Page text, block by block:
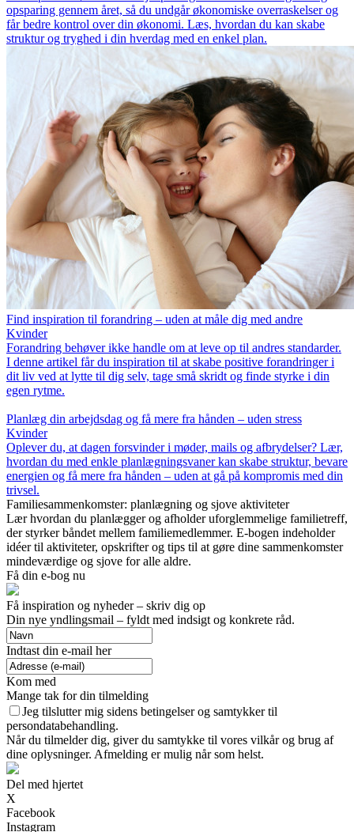
opsparing gennem året, så du undgår økonomiske overraskelser og
får bedre kontrol over din økonomi. Læs, hvordan du kan skabe
struktur og tryghed i din hverdag med en enkel plan.
Find inspiration til forandring – uden at måle dig med andre
Kvinder
Forandring behøver ikke handle om at leve op til andres standarder.
I denne artikel får du inspiration til at skabe positive forandringer i
dit liv ved at lytte til dig selv, tage små skridt og finde styrke i din
egen rytme.
Planlæg din arbejdsdag og få mere fra hånden – uden stress
Kvinder
Oplever du, at dagen forsvinder i møder, mails og afbrydelser? Lær,
hvordan du med enkle planlægningsvaner kan skabe struktur, bevare
energien og få mere fra hånden – uden at gå på kompromis med din
trivsel.
Familiesammenkomster: planlægning og sjove aktiviteter
Lær hvordan du planlægger og afholder uforglemmelige familietreff,
der styrker båndet mellem familiemedlemmer. E-bogen indeholder
idéer til aktiviteter, opskrifter og tips til at gøre dine sammenkomster
mindeværdige og sjove for alle aldre.
Få din e-bog nu
Få inspiration og nyheder – skriv dig op
Din nye yndlingsmail – fyldt med indsigt og konkrete råd.
Indtast din e-mail her
Kom med
Mange tak for din tilmelding
Jeg tilslutter mig sidens betingelser og samtykker til
persondatabehandling.
Når du tilmelder dig, giver du samtykke til vores vilkår og brug af
dine oplysninger. Afmelding er mulig når som helst.
Del med hjertet
X
Facebook
Instagram